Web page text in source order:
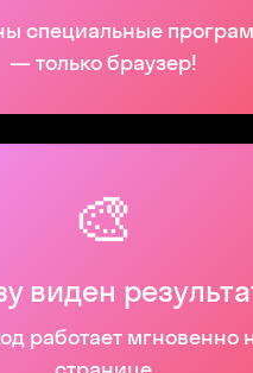
специальные
— только браузер!
🎨
виден
работает мгновенно